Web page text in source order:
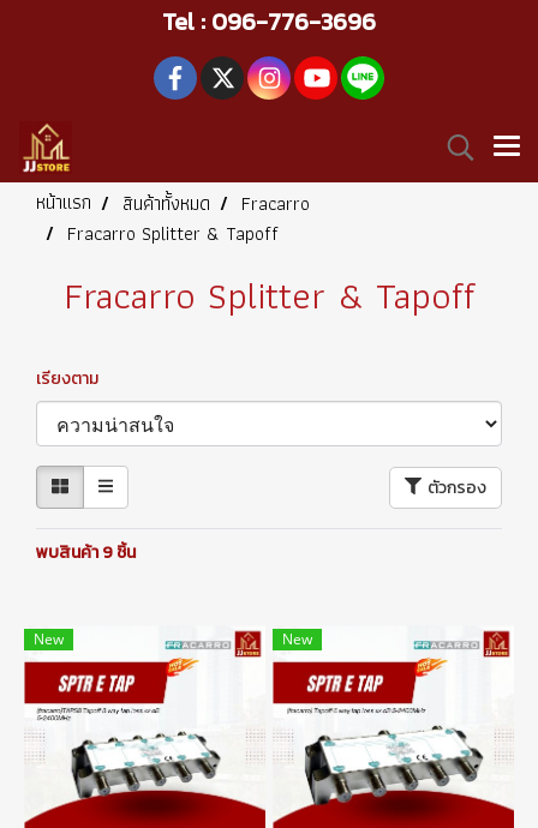
Tel : 096-776-3696
หน้าแรก สินค้าทั้งหมด
Fracarro
Fracarro Splitter & Tapoff
Fracarro Splitter & Tapoff
เรียงตาม
ตัวกรอง
พบสินค้า 9 ชิ้น
New New